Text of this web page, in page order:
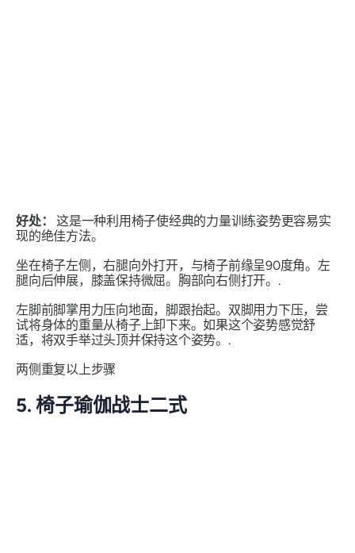
好处：
这是一种利用椅子使经典的力量训练姿势更容易实
现的绝佳方法。
坐在椅子左侧，右腿向外打开，与椅子前缘呈90度角。左
腿向后伸展，膝盖保持微屈。胸部向右侧打开。.
左脚前脚掌用力压向地面，脚跟抬起。双脚用力下压，尝
试将身体的重量从椅子上卸下来。如果这个姿势感觉舒
适，将双手举过头顶并保持这个姿势。.
两侧重复以上步骤
5. 椅子瑜伽战士二式